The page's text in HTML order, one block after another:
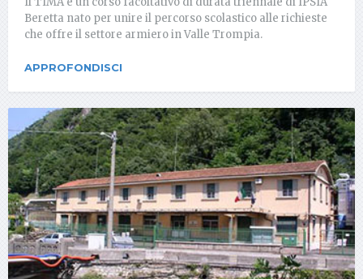
Beretta nato per unire il percorso scolastico alle richieste
che offre il settore armiero in Valle Trompia.
APPROFONDISCI